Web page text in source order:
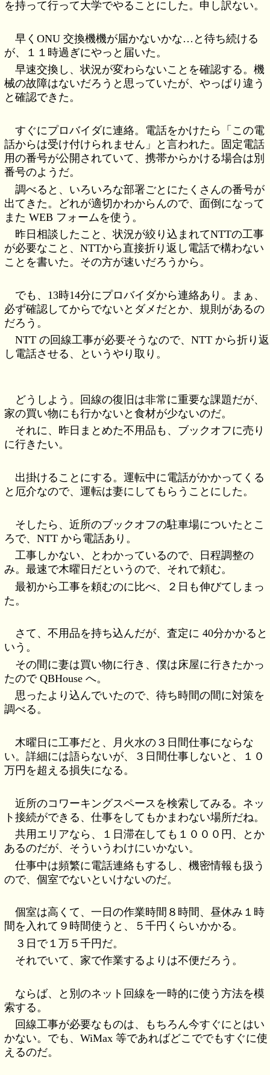
を持って行って大学でやることにした。申し訳ない。
早くONU 交換機機が届かないかな…と待ち続ける
が、１１時過ぎにやっと届いた。
早速交換し、状況が変わらないことを確認する。機
械の故障はないだろうと思っていたが、やっぱり違う
と確認できた。
すぐにプロバイダに連絡。電話をかけたら「この電
話からは受け付けられません」と言われた。固定電話
用の番号が公開されていて、携帯からかける場合は別
番号のようだ。
調べると、いろいろな部署ごとにたくさんの番号が
出てきた。どれが適切かわからんので、面倒になって
また WEB フォームを使う。
昨日相談したこと、状況が絞り込まれてNTTの工事
が必要なこと、NTTから直接折り返し電話で構わない
ことを書いた。その方が速いだろうから。
でも、13時14分にプロバイダから連絡あり。まぁ、
必ず確認してからでないとダメだとか、規則があるの
だろう。
NTT の回線工事が必要そうなので、NTT から折り返
し電話させる、というやり取り。
どうしよう。回線の復旧は非常に重要な課題だが、
家の買い物にも行かないと食材が少ないのだ。
それに、昨日まとめた不用品も、ブックオフに売り
に行きたい。
出掛けることにする。運転中に電話がかかってくる
と厄介なので、運転は妻にしてもらうことにした。
そしたら、近所のブックオフの駐車場についたとこ
ろで、NTT から電話あり。
工事しかない、とわかっているので、日程調整の
み。最速で木曜日だというので、それで頼む。
最初から工事を頼むのに比べ、２日も伸びてしまっ
た。
さて、不用品を持ち込んだが、査定に 40分かかると
いう。
その間に妻は買い物に行き、僕は床屋に行きたかっ
たので QBHouse へ。
思ったより込んでいたので、待ち時間の間に対策を
調べる。
木曜日に工事だと、月火水の３日間仕事にならな
い。詳細には語らないが、３日間仕事しないと、１０
万円を超える損失になる。
近所のコワーキングスペースを検索してみる。ネッ
ト接続ができる、仕事をしてもかまわない場所だね。
共用エリアなら、１日滞在しても１０００円、とか
あるのだが、そういうわけにいかない。
仕事中は頻繁に電話連絡もするし、機密情報も扱う
ので、個室でないといけないのだ。
個室は高くて、一日の作業時間８時間、昼休み１時
間を入れて９時間使うと、５千円くらいかかる。
３日で１万５千円だ。
それでいて、家で作業するよりは不便だろう。
ならば、と別のネット回線を一時的に使う方法を模
索する。
回線工事が必要なものは、もちろん今すぐにとはい
かない。でも、WiMax 等であればどこででもすぐに使
えるのだ。